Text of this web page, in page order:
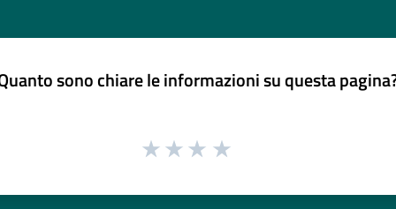
sono chiare le informazioni su questa